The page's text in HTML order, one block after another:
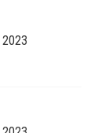
2023